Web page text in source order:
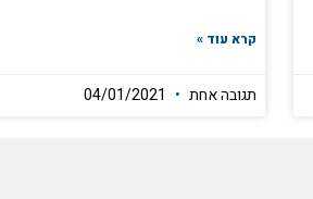
קרא עוד »
תגובה אחת